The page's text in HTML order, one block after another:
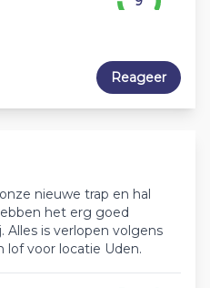
Reageer
nieuwe trap en hal
het erg goed
Alles is verlopen volgens
lof voor locatie Uden.